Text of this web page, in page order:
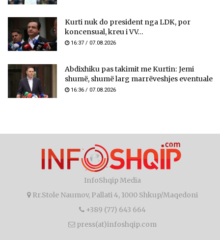
Kurti nuk do president nga LDK, por
koncensual, kreu i VV...
16:37 / 07.08.2026
Abdixhiku pas takimit me Kurtin: Jemi
shumë, shumë larg marrëveshjes eventuale
16:36 / 07.08.2026
InfoShqip Media
Rr.Stole Naumov, Pallati 4, 1000 Shkup/Maqedoni
+389 (77) 643 664
press(at)infoshqip.com